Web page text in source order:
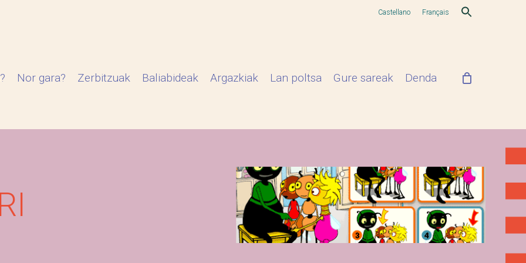
Castellano Français
Nor gara? Zerbitzuak Baliabideak Argazkiak Lan poltsa Gure sareak Denda